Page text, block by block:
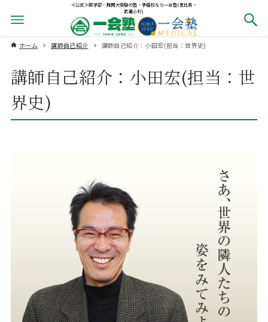
≪公式≫医学部・難関大受験の塾・予備校なら一会塾(恵比寿・
武蔵小杉)
ホーム 講師自己紹介 講師自己紹介：小田宏(担当：世界史)
講師自己紹介：小田宏(担当：世
界史)